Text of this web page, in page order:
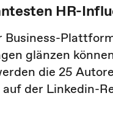
HR-
Business-
glänzen
die 25
auf der Linkedin-